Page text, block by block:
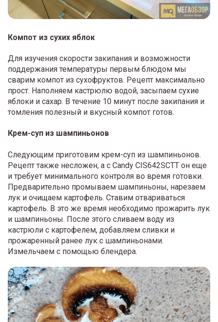
Компот из сухих яблок
Для изучения скорости закипания и возможности
поддержания температуры первым блюдом мы
сварим компот из сухофруктов. Рецепт максимально
прост. Наполняем кастрюлю водой, засыпаем сухие
яблоки и сахар. В течение 10 минут после закипания и
томления полезный и вкусный компот готов.
Крем-суп из шампиньонов
Следующим приготовим крем-суп из шампиньонов.
Рецепт также несложен, а с Candy CIS642SCTT он еще
и требует минимального контроля во время готовки.
Предварительно промываем шампиньоны, нарезаем
лук и очищаем картофель. Ставим отвариваться
картофель. В это же время необходимо прожарить лук
и шампиньоны. После этого сливаем воду из
кастрюли с картофелем, добавляем сливки и
прожаренный ранее лук с шампиньонами.
Измельчаем с помощью блендера.